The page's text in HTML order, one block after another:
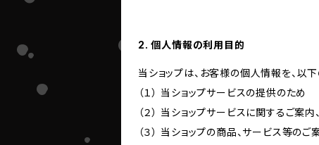
2. 個人情報の利用目的
当ショップは、お客様の個人情報を、以
（１） 当ショップサービスの提供のため
（２） 当ショップサービスに関するご案
（３） 当ショップの商品、サービス等のご